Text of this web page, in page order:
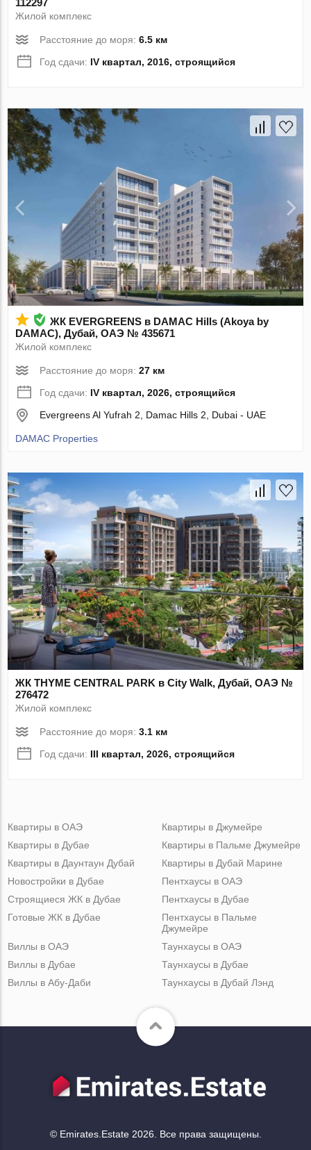
112297
Жилой комплекс
Расстояние до моря:6.5 км
Год сдачи: IV квартал, 2016, строящийся
ЖК EVERGREENS в DAMAC Hills (Akoya by
DAMAC), Дубай, ОАЭ № 435671
Жилой комплекс
Расстояние до моря:27 км
Год сдачи: IV квартал, 2026, строящийся
Evergreens Al Yufrah 2, Damac Hills 2, Dubai - UAE
DAMAC Properties
ЖК THYME CENTRAL PARK в City Walk, Дубай, ОАЭ №
276472
Жилой комплекс
Расстояние до моря:3.1 км
Год сдачи: III квартал, 2026, строящийся
Квартиры в ОАЭ
Квартиры в Дубае
Квартиры в Даунтаун Дубай
Квартиры в Джумейре
Квартиры в Пальме Джумейре
Квартиры в Дубай Марине
Новостройки в Дубае
Строящиеся ЖК в Дубае
Готовые ЖК в Дубае
Пентхаусы в ОАЭ
Пентхаусы в Дубае
Пентхаусы в Пальме
Джумейре
Виллы в ОАЭ
Виллы в Дубае
Виллы в Абу-Даби
Таунхаусы в ОАЭ
Таунхаусы в Дубае
Таунхаусы в Дубай Лэнд
© Emirates.Estate 2026. Все права защищены.